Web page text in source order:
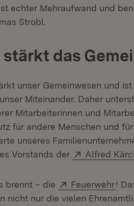
echter Mehraufwand und
Strobl.
das
unser Gemeinwesen und
Miteinander. Daher
Mitarbeiterinnen und
für andere Menschen und
unseres
Vorstands der
Extern:
Alfred
brennt – die Extern:
Feuerwehr!
nicht nur die vielen